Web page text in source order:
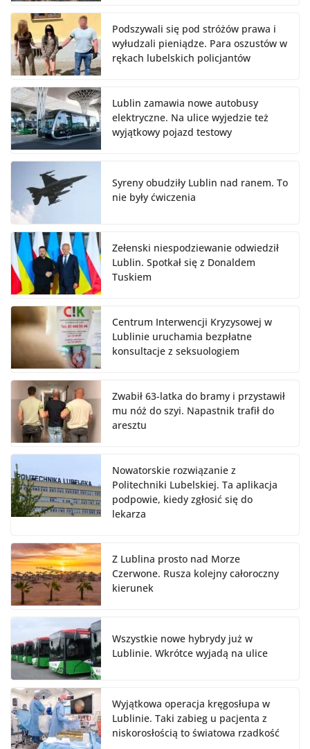
Podszywali się pod stróżów prawa i
wyłudzali pieniądze. Para oszustów w
rękach lubelskich policjantów
Lublin zamawia nowe autobusy
elektryczne. Na ulice wyjedzie też
wyjątkowy pojazd testowy
Syreny obudziły Lublin nad ranem. To
nie były ćwiczenia
Zełenski niespodziewanie odwiedził
Lublin. Spotkał się z Donaldem
Tuskiem
Centrum Interwencji Kryzysowej w
Lublinie uruchamia bezpłatne
konsultacje z seksuologiem
Zwabił 63-latka do bramy i przystawił
mu nóż do szyi. Napastnik trafił do
aresztu
Nowatorskie rozwiązanie z
Politechniki Lubelskiej. Ta aplikacja
podpowie, kiedy zgłosić się do
lekarza
Z Lublina prosto nad Morze
Czerwone. Rusza kolejny całoroczny
kierunek
Wszystkie nowe hybrydy już w
Lublinie. Wkrótce wyjadą na ulice
Wyjątkowa operacja kręgosłupa w
Lublinie. Taki zabieg u pacjenta z
niskorosłością to światowa rzadkość